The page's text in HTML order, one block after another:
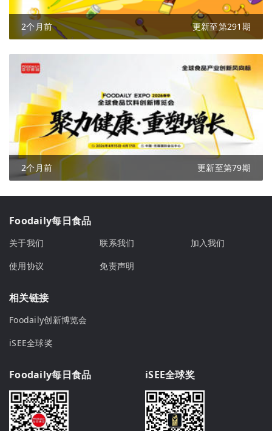
2个月前 更新至第291期
2个月前 更新至第79期
Foodaily每日食品
关于我们 联系我们
加入我们
使用协议
免责声明
相关链接
Foodaily创新博览会
iSEE全球奖
Foodaily每日食品 iSEE全球奖